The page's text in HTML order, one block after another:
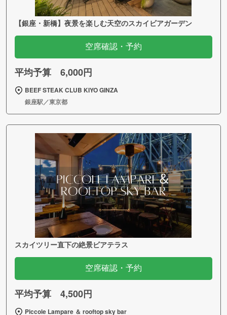
【銀座・新橋】夜景を楽しむ天空のスカイビアガーデン
空席確認・予約
平均予算 6,000円
BEEF STEAK CLUB KIYO GINZA
銀座駅／東京都
スカイツリー直下の絶景ビアテラス
空席確認・予約
平均予算 4,500円
Piccole Lampare ＆ rooftop sky bar